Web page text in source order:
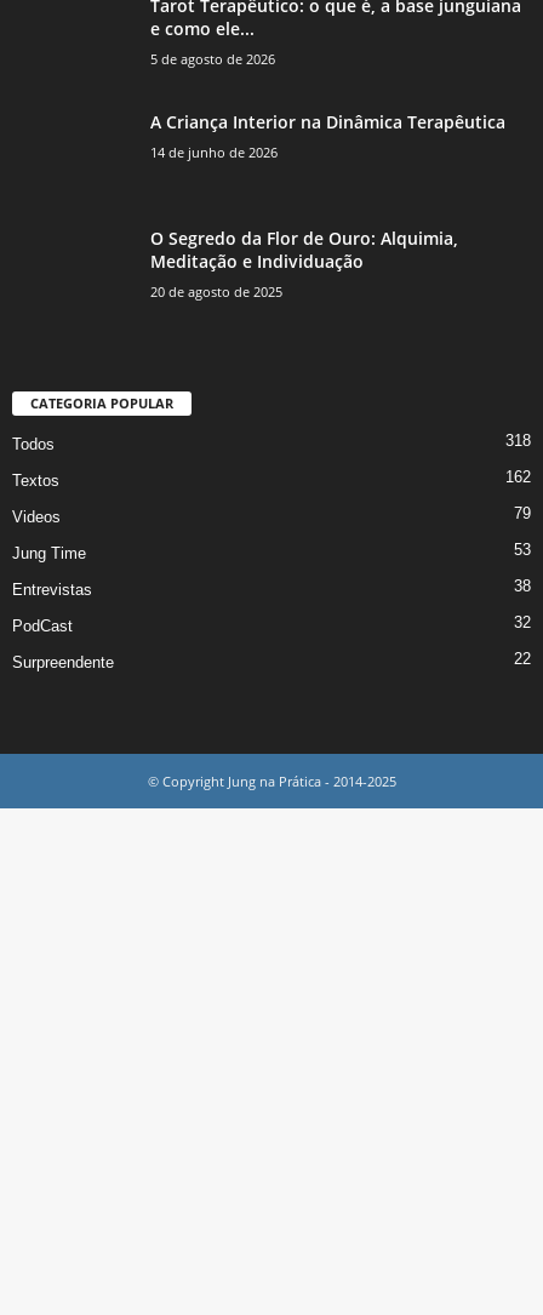
Tarot Terapêutico: o que é, a base junguiana
e como ele...
5 de agosto de 2026
A Criança Interior na Dinâmica Terapêutica
14 de junho de 2026
O Segredo da Flor de Ouro: Alquimia,
Meditação e Individuação
20 de agosto de 2025
CATEGORIA POPULAR
Todos 318
Textos 162
Videos 79
Jung Time 53
Entrevistas 38
PodCast 32
Surpreendente 22
© Copyright Jung na Prática - 2014-2025